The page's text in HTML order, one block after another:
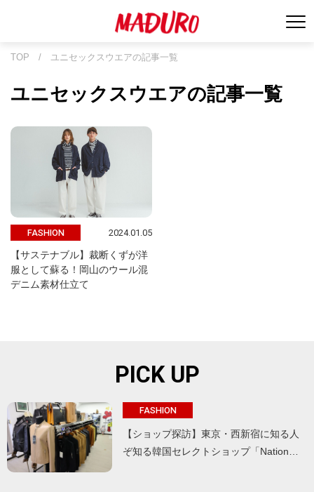
TOP / ユニセックスウエアの記事一覧
ユニセックスウエアの記事一覧
FASHION 2024.01.05
【サステナブル】裁断くずが洋
服として蘇る！岡山のウール混
デニム素材仕立て
PICK UP
FASHION
【ショップ探訪】東京・西新宿に知る人
ぞ知る韓国セレクトショップ「Nation…